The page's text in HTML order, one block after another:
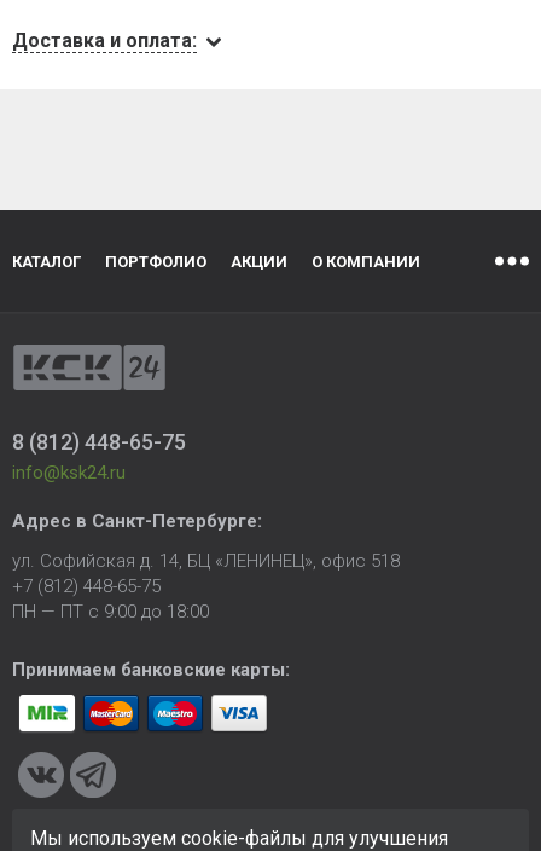
Доставка и оплата:
КАТАЛОГ ПОРТФОЛИО АКЦИИ О КОМПАНИИ
8 (812) 448-65-75
info@ksk24.ru
Адрес в Санкт-Петербурге:
ул. Софийская д. 14, БЦ «ЛЕНИНЕЦ», офис 518
+7 (812) 448-65-75
ПН — ПТ с 9:00 до 18:00
Принимаем банковские карты:
Мы используем cookie-файлы для улучшения